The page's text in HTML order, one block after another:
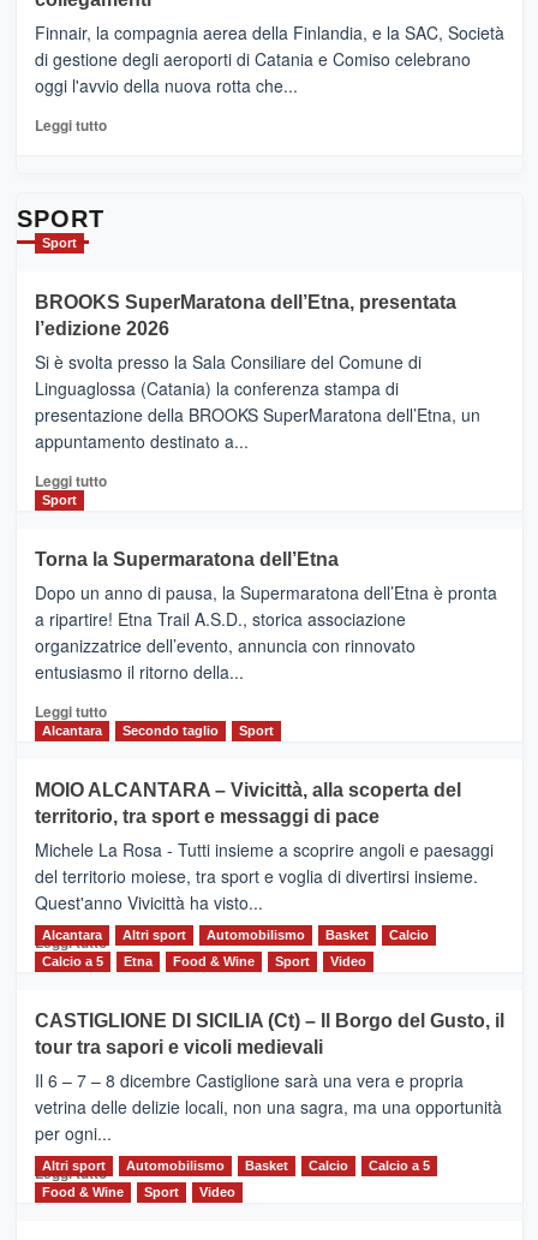
–
Ci
siamo
quasi….
pronti
per
Finnair, la compagnia aerea della Finlandia, e la SAC, Società
di gestione degli aeroporti di Catania e Comiso celebrano
oggi l'avvio della nuova rotta che...
Leggi tuttoLeggi
con
la
Al
via
i
collegamenti
SPORT
Sport
BROOKS SuperMaratona dell’Etna, presentata
l’edizione 2026
Si è svolta presso la Sala Consiliare del Comune di
Linguaglossa (Catania) la conferenza stampa di
presentazione della BROOKS SuperMaratona dell’Etna, un
appuntamento destinato a...
Leggi tuttoLeggi
BROOKS
SuperMaratona
dell’Etna,
presentata
l’edizione
2026
Sport
Torna la Supermaratona dell’Etna
Dopo un anno di pausa, la Supermaratona dell’Etna è pronta
a ripartire! Etna Trail A.S.D., storica associazione
organizzatrice dell’evento, annuncia con rinnovato
entusiasmo il ritorno della...
Leggi tuttoLeggi
Torna
la
Supermaratona
dell’Etna
Alcantara Secondo taglio Sport
MOIO ALCANTARA – Vivicittà, alla scoperta del
territorio, tra sport e messaggi di pace
Michele La Rosa - Tutti insieme a scoprire angoli e paesaggi
del territorio moiese, tra sport e voglia di divertirsi insieme.
Quest'anno Vivicittà ha visto...
Leggi tutto Leggi
MOIO
ALCANTARA
–
Vivicittà,
alla
scoperta
del
territorio,
Alcantara Altri sport Automobilismo Basket
Calcio
Calcio a 5
Etna Food & Wine Sport Video
CASTIGLIONE DI SICILIA (Ct) – Il Borgo del Gusto, il
tour tra sapori e vicoli medievali
Il 6 – 7 – 8 dicembre Castiglione sarà una vera e propria
vetrina delle delizie locali, non una sagra, ma una opportunità
per ogni...
Leggi tuttoLeggi
di
Altri sport Automobilismo Basket Calcio
Calcio a 5
Food & Wine
Sport Video